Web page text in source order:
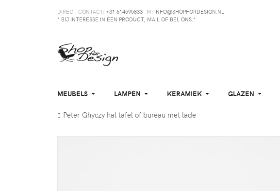
DIRECT CONTACT: +31 614595833 M: INFO@SHOPFORDESIGN.NL
* BIJ INTERESSE IN EEN PRODUCT, MAIL OF BEL ONS.*
MEUBELS LAMPEN KERAMIEK GLAZEN
Peter Ghyczy hal tafel of bureau met lade